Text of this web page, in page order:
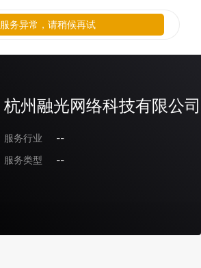
杭州融光网络科技有限公司
服务行业
--
服务类型
--
服务异常，请稍候再试